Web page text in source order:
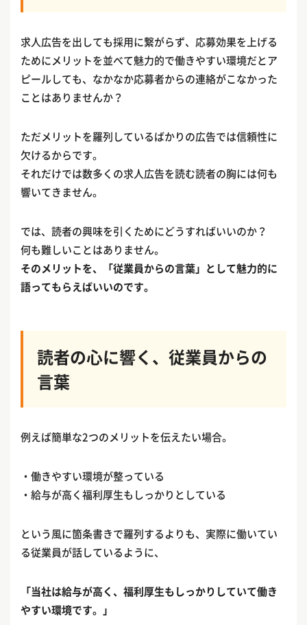
求人広告を出しても採用に繋がらず、応募効果を上げる
ためにメリットを並べて魅力的で働きやすい環境だとア
ピールしても、なかなか応募者からの連絡がこなかった
ことはありませんか？
ただメリットを羅列しているばかりの広告では信頼性に
欠けるからです。
それだけでは数多くの求人広告を読む読者の胸には何も
響いてきません。
では、読者の興味を引くためにどうすればいいのか？
何も難しいことはありません。
そのメリットを、「従業員からの言葉」として魅力的に
語ってもらえばいいのです。
読者の心に響く、従業員からの
言葉
例えば簡単な2つのメリットを伝えたい場合。
・働きやすい環境が整っている
・給与が高く福利厚生もしっかりとしている
という風に箇条書きで羅列するよりも、実際に働いてい
る従業員が話しているように、
「当社は給与が高く、福利厚生もしっかりしていて働き
やすい環境です。」